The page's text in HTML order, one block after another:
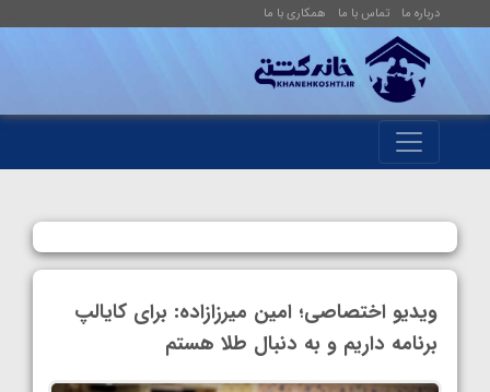
درباره ما تماس با ما همکاری با ما
ویدیو اختصاصی؛ امین میرزازاده: برای کایالپ
برنامه داریم و به دنبال طلا هستم